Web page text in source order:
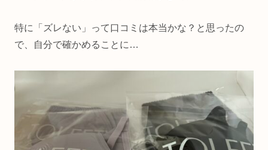
特に「ズレない」って口コミは本当かな？と思ったの
で、自分で確かめることに…